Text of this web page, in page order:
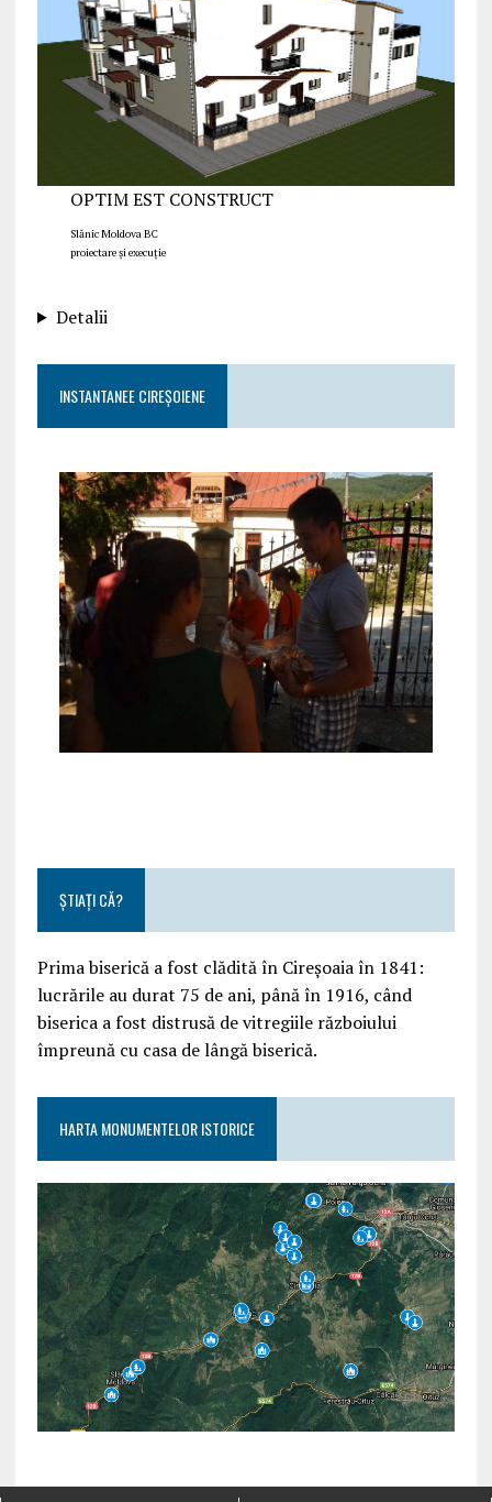
OPTIM EST CONSTRUCT
Slănic Moldova BC
proiectare și execuție
Detalii
INSTANTANEE CIREȘOIENE
ȘTIAȚI CĂ?
Prima biserică a fost clădită în Cireșoaia în 1841:
lucrările au durat 75 de ani, până în 1916, când
biserica a fost distrusă de vitregiile războiului
împreună cu casa de lângă biserică.
HARTA MONUMENTELOR ISTORICE